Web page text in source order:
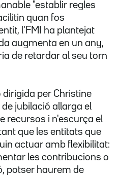
"establir regles
quan fos
l'FMI ha plantejat
augmenta en un any,
de retardar al seu torn
dirigida per Christine
jubilació allarga el
recursos i n'escurça el
que les entitats que
actuar amb flexibilitat:
les contribucions o
potser haurem de